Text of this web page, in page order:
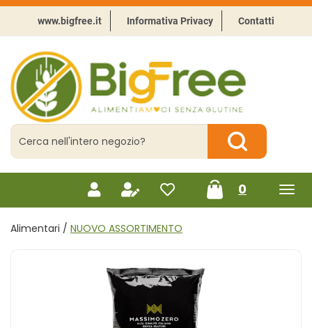
Passa
contenuto
principale
www.bigfree.it Informativa Privacy Contatti
BigFree
-
Punto
celiachia
Cerca
Prodotto
Cerca Prodotto
0prodotti
inseriti
Alimentari / NUOVO ASSORTIMENTO